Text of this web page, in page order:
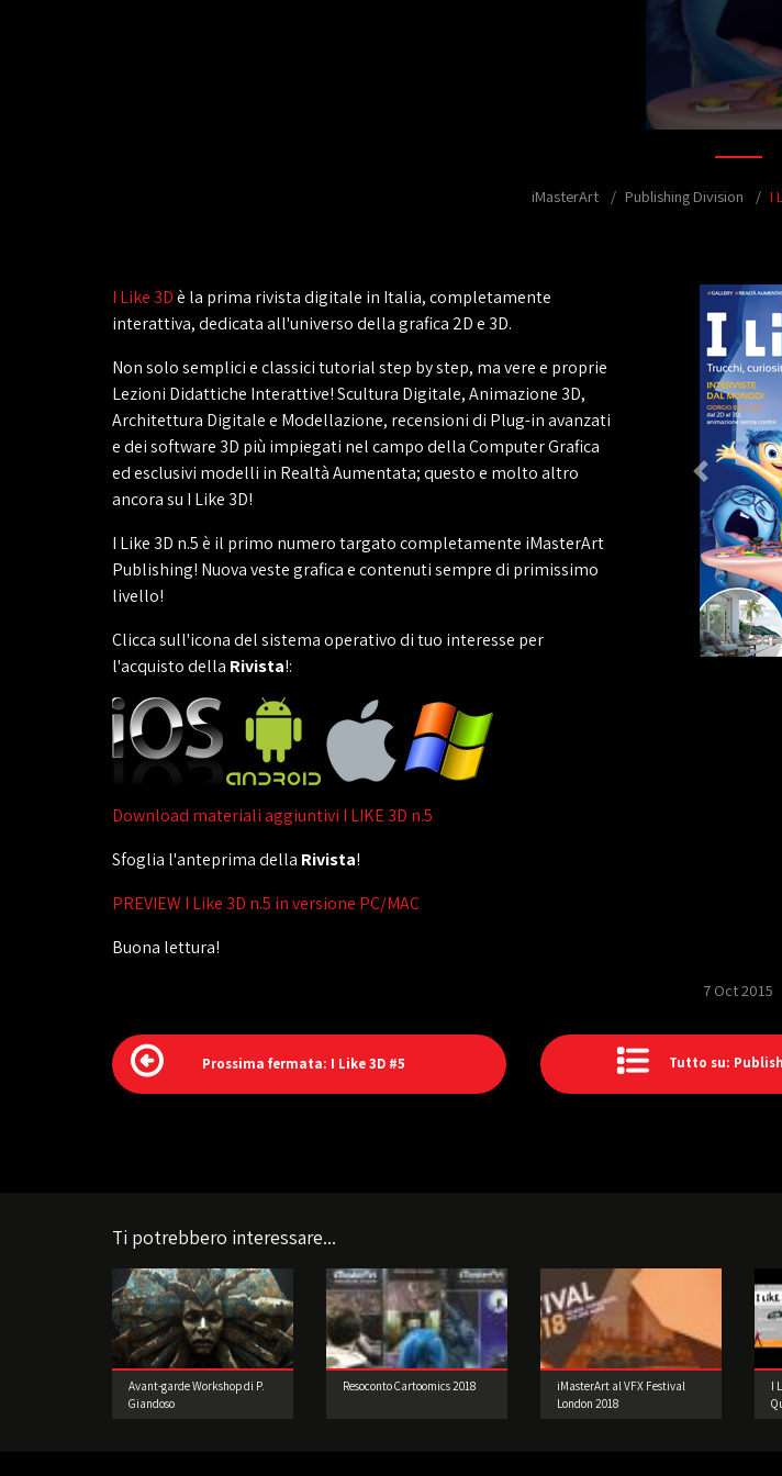
iMasterArt Publishing Division I
I Like 3Dè la prima rivista digitale in Italia, completamente
interattiva, dedicata all'universo della grafica 2D e 3D.
Non solo semplici e classici tutorial step by step, ma vere e proprie
Lezioni Didattiche Interattive! Scultura Digitale, Animazione 3D,
Architettura Digitale e Modellazione, recensioni di Plug-in avanzati
e dei software 3D più impiegati nel campo della Computer Grafica
ed esclusivi modelli in Realtà Aumentata; questo e molto altro
ancora su I Like 3D!
I Like 3D n.5 è il primo numero targato completamente iMasterArt
Publishing! Nuova veste grafica e contenuti sempre di primissimo
livello!
Clicca sull'icona del sistema operativo di tuo interesse per
l'acquisto della Rivista!:
Download materiali aggiuntivi I LIKE 3D n.5
Sfoglia l'anteprima della Rivista!
PREVIEW I Like 3D n.5 in versione PC/MAC
Buona lettura!
7 Oct 2015
Prossima fermata: I Like 3D #5 Tutto su:
Ti potrebbero interessare...
Avant-garde Workshop di P.
Giandoso
Resoconto Cartoomics 2018
iMasterArt al VFX Festival
London 2018
I